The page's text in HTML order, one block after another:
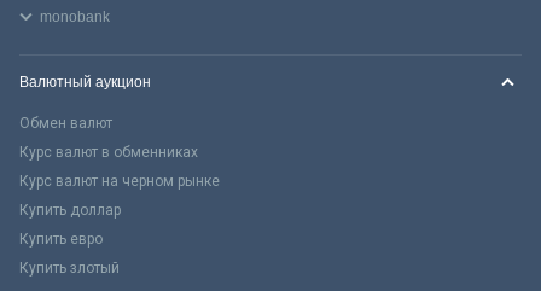
monobank
Валютный аукцион
Обмен валют
Курс валют в обменниках
Курс валют на черном рынке
Купить доллар
Купить евро
Купить злотый